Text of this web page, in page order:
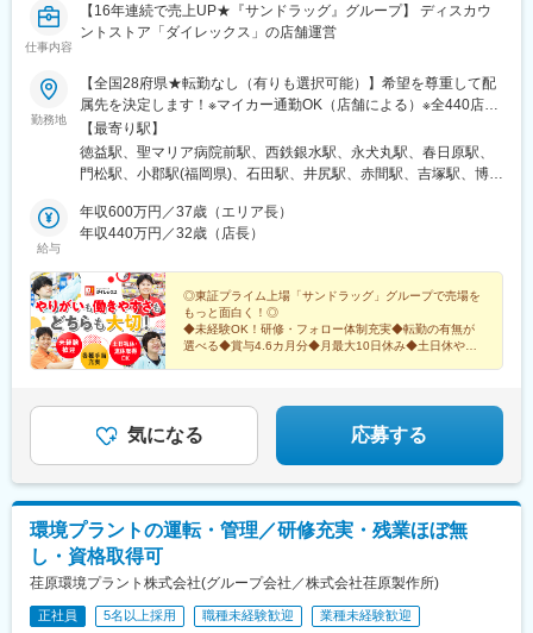
県)、水原駅、国母駅、竜王駅、南甲府駅、甲府駅、塩山駅、富士
山駅、長坂駅、赤坂上駅、平田駅(長野県)、岩村田駅、篠ノ井駅、
春木駅、御陵前駅、熊取駅、松ノ浜駅、栂・美木多駅、白鷺駅、
摂津富田駅、矢田駅(大阪府)、今川駅(大阪府)、津守駅、加太駅(和
歌山県)、東加古川駅、京口駅、播磨高岡駅、播州赤穂駅、葉多
駅、鳴門駅、加古川駅、滝野駅、はりま勝原駅、北条町駅、飾磨
駅、恵比須駅、鉢伏山上駅、浜の宮駅、播磨町駅、山下駅(兵庫
県)、耳成駅、忍海駅、西条駅(広島県)、松永駅、東福山駅、鵜飼
駅(広島県)、楽々園駅、東尾道駅、八次駅、三原駅、天応駅、福山
駅、古江駅(広島県)、玖村駅、花園駅(香川県)、一宮駅、栗林公園
北口駅、坂出駅、沖松島駅、三津駅、上宇和駅、宮田町駅、石橋
駅、東諫早駅、高田駅(長崎県)、大塔駅、三会駅、若葉町駅、健軍
町駅、亀井駅、南熊本駅、内牧駅、肥後西村駅、八代駅、高森
駅、北熊本駅、交通局前駅(熊本県)、竜田口駅、三里木駅、松橋
駅、玉名駅、荒尾駅(熊本県)、宇土駅、天ケ瀬駅、千丁駅、植木
駅、三角駅、御代志駅、武蔵塚駅、大在駅、牧駅(大分県)、豊後国
てだこ浦西駅、小禄駅、奥武山公園駅、修大協創中高前駅、谷山
駅(鹿児島市電)、河戸帆待川駅、西大分駅、矢原駅、福島町駅、南
宮崎駅、田崎橋駅、宇品四丁目駅、木花駅、五日市駅、久留米高
校前駅、西鉄小郡駅、九産大前駅、熊西駅、小田原駅、常盤駅(岡
山県)、文化の森駅、知寄町駅、船橋日大前駅、三好町駅、駒川中
野駅、春日川駅、古町駅、千歳町駅(長崎県)、八景水谷駅、平成
駅、九品寺交差点駅、光の森駅、谷山駅(指宿枕崎線)、可部駅、西
観音町駅、宇品五丁目駅、花畑駅、葛島橋東詰駅、針中野駅、木
太町駅、ＪＲ松山駅前駅、西浦上駅、味噌天神前駅、広電西広
島・己斐駅、宇品三丁目駅
仕事内容
【16年連続で売上UP★『サンドラッグ』グループ】 ディスカウ
ントストア「ダイレックス」の店舗運営
勤務地
【全国28府県★転勤なし（有りも選択可能）】希望を尊重して配
属先を決定します！※マイカー通勤OK（店舗による）※全440店舗
☆必要に応じて借り上げ社宅の利用も可能！◆九州エリア福岡県
（55店舗）、佐賀県（24店舗）、長崎県（29店舗）、熊本県（34
店舗）、大分県（18店舗）、宮崎県（25店舗）、鹿児島県（25店
（24店舗）、山口県（18店舗）、島根県（7店舗）、鳥取県（5店
舗）◆四国エリア徳島県（16店舗）、香川県（17店舗）、愛媛県
京都府（1店舗）、奈良県（2店舗）、大阪府（11店舗）◆関東エ
リア埼玉県（12店舗）、群馬県（4店舗）、千葉県（9店舗）、茨
城県（1店舗）◆信越・北陸エリア新潟県（18店舗）、山梨県（7
店舗）、長野県（7店舗）★当社HPの「店舗案内」から、お近く
の店舗をチェックしてください！トップページ →「店舗案内」
動喫煙対策：屋内禁煙
【最寄り駅】
徳益駅、聖マリア病院前駅、西鉄銀水駅、永犬丸駅、春日原駅、
門松駅、小郡駅(福岡県)、石田駅、井尻駅、赤間駅、吉塚駅、博多
駅、津古駅、福大前駅、教育大前駅、飯塚駅、南久留米駅、犬塚
駅、東福間駅、筑後吉井駅、門司駅、太宰府駅、羽犬塚駅、蒲池
駅、今池駅(福岡県)、下曽根駅、筑前前原駅、水巻駅、海老津駅、
遠賀野駅、土井駅、原町駅、甘木駅(西鉄線)、二島駅、中間駅、千
鳥駅、周船寺駅、南小倉駅、姪浜駅、池尻駅、銀水駅、若松駅、
宮崎神宮駅、西都城駅、高鍋駅、南延岡駅、小林駅(宮崎県)、蓮ケ
池駅、宮崎駅、延岡駅、高原駅、日南駅、南宮崎駅、木花駅、佐
(佐賀県)、田代駅、和多田駅、湯田温泉駅、柳井駅、光駅、新下関
駅、矢原駅、益田駅、敬川駅、清輝橋駅、上道駅(岡山県)、久世
(鹿児島県)、五十市駅、荒田八幡駅、徳島駅、板野駅、旭駅前通
駅、新町駅(群馬県)、西小泉駅、三俣駅、群馬総社駅、古河駅、鶴
瀬駅、籠原駅、新田駅(埼玉県)、東岩槻駅、桶川駅、八潮駅、的場
駅、大袋駅、北朝霞駅、上尾駅、北越谷駅、八街駅、八千代緑が
丘駅、おゆみ野駅、旭駅(千葉県)、公津の杜駅、豊四季駅、茂原
駅、志津駅、八千代台駅、国母駅、竜王駅、南甲府駅、甲府駅、
給与
年収600万円／37歳（エリア長）
年収440万円／32歳（店長）
◎東証プライム上場「サンドラッグ」グループで売場を
もっと面白く！◎
◆未経験OK！研修・フォロー体制充実◆転勤の有無が
選べる◆賞与4.6カ月分◆月最大10日休み◆土日休や連
気になる 応募する
環境プラントの運転・管理／研修充実・残業ほぼ無
し・資格取得可
荏原環境プラント株式会社(グループ会社／株式会社荏原製作所)
正社員 5名以上採用 職種未経験歓迎 業種未経験歓迎